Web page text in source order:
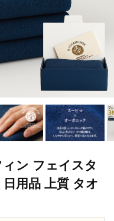
ン フェイスタ
用品 上質 タオ